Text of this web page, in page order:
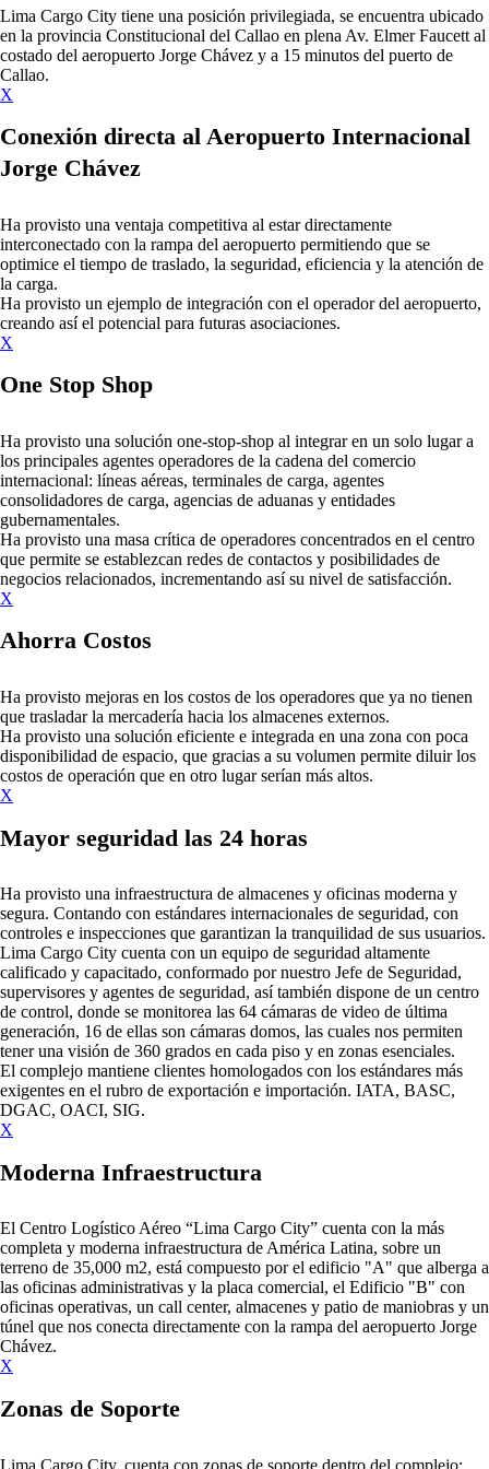
Lima Cargo City tiene una posición privilegiada, se encuentra ubicado
en la provincia Constitucional del Callao en plena Av. Elmer Faucett al
costado del aeropuerto Jorge Chávez y a 15 minutos del puerto de
Callao.
X
Conexión directa al Aeropuerto Internacional
Jorge Chávez
Ha provisto una ventaja competitiva al estar directamente
interconectado con la rampa del aeropuerto permitiendo que se
optimice el tiempo de traslado, la seguridad, eficiencia y la atención de
la carga.
Ha provisto un ejemplo de integración con el operador del aeropuerto,
creando así el potencial para futuras asociaciones.
X
One Stop Shop
Ha provisto una solución one-stop-shop al integrar en un solo lugar a
los principales agentes operadores de la cadena del comercio
internacional: líneas aéreas, terminales de carga, agentes
consolidadores de carga, agencias de aduanas y entidades
gubernamentales.
Ha provisto una masa crítica de operadores concentrados en el centro
que permite se establezcan redes de contactos y posibilidades de
negocios relacionados, incrementando así su nivel de satisfacción.
X
Ahorra Costos
Ha provisto mejoras en los costos de los operadores que ya no tienen
que trasladar la mercadería hacia los almacenes externos.
Ha provisto una solución eficiente e integrada en una zona con poca
disponibilidad de espacio, que gracias a su volumen permite diluir los
costos de operación que en otro lugar serían más altos.
X
Mayor seguridad las 24 horas
Ha provisto una infraestructura de almacenes y oficinas moderna y
segura. Contando con estándares internacionales de seguridad, con
controles e inspecciones que garantizan la tranquilidad de sus usuarios.
Lima Cargo City cuenta con un equipo de seguridad altamente
calificado y capacitado, conformado por nuestro Jefe de Seguridad,
supervisores y agentes de seguridad, así también dispone de un centro
de control, donde se monitorea las 64 cámaras de video de última
generación, 16 de ellas son cámaras domos, las cuales nos permiten
tener una visión de 360 grados en cada piso y en zonas esenciales.
El complejo mantiene clientes homologados con los estándares más
exigentes en el rubro de exportación e importación. IATA, BASC,
DGAC, OACI, SIG.
X
Moderna Infraestructura
El Centro Logístico Aéreo “Lima Cargo City” cuenta con la más
completa y moderna infraestructura de América Latina, sobre un
terreno de 35,000 m2, está compuesto por el edificio "A" que alberga a
las oficinas administrativas y la placa comercial, el Edificio "B" con
oficinas operativas, un call center, almacenes y patio de maniobras y un
túnel que nos conecta directamente con la rampa del aeropuerto Jorge
Chávez.
X
Zonas de Soporte
Lima Cargo City, cuenta con zonas de soporte dentro del complejo: